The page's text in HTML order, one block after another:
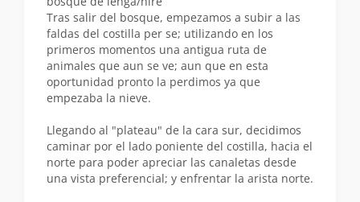
Tras salir del bosque, empezamos a subir a las
faldas del costilla per se; utilizando en los
primeros momentos una antigua ruta de
animales que aun se ve; aun que en esta
oportunidad pronto la perdimos ya que
empezaba la nieve.
Llegando al "plateau" de la cara sur, decidimos
caminar por el lado poniente del costilla, hacia el
norte para poder apreciar las canaletas desde
una vista preferencial; y enfrentar la arista norte.